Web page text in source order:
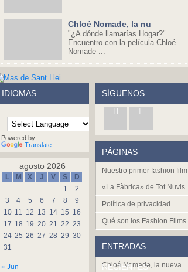
Chloé Nomade, la nu
"¿A dónde llamarías Hogar?".
Encuentro con la película Chloé
Nomade ...
IDIOMAS
Powered by
Translate
agosto 2026
L M X J V S
D
1
2
3
4 5 6 7 8
9
10 11 12 13 14 15 16
17 18 19 20 21 22 23
24 25 26 27 28 29 30
31
« Jun
SÍGUENOS
PÁGINAS
Nuestro primer fashion film
«La Fàbrica» de Tot Nuvis
Política de privacidad
Qué son los Fashion Films
ENTRADAS
RECIENTES
Chloé Nomade, la nueva